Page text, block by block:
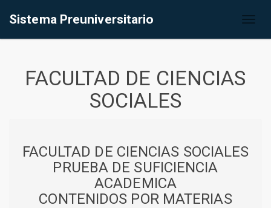
Sistema Preuniversitario
FACULTAD DE CIENCIAS
SOCIALES
FACULTAD DE CIENCIAS SOCIALES
PRUEBA DE SUFICIENCIA
ACADEMICA
CONTENIDOS POR MATERIAS